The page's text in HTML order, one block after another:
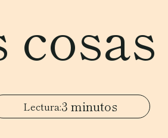
cosas
3 minutos